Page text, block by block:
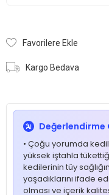
Favorilere Ekle
Kargo Bedava
Değerlendirme
• Çoğu yorumda
yüksek iştahla
kedilerinin tüy
yaşadıklarını ifade
olması ve içerik